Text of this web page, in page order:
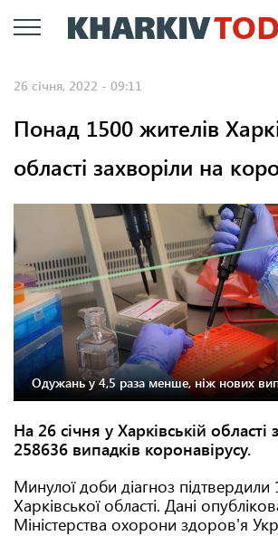
Перейти
до
26 січня, 2022 - 09:11
Понад 1500 жителів
області захворіли на
Одужань у 4,5 раза менше, ніж нових
На 26 січня у Харківській області
258636 випадків коронавірусу.
Минулої доби діагноз
Харківської області. Дані
Міністерства охорони здоров'я